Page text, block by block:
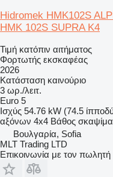
Hidromek HMK102S
HMK 102S SUPRA K4
Τιμή κατόπιν αιτήματος
Φορτωτής εκσκαφέας
2026
Κατάσταση καινούριο
3 ωρ./λειτ.
Euro 5
Ισχύς 54.76 kW (74.5
αξόνων 4x4 Βάθος
Βουλγαρία, Sofia
MLT Trading LTD
Επικοινωνία με τον πωλητή